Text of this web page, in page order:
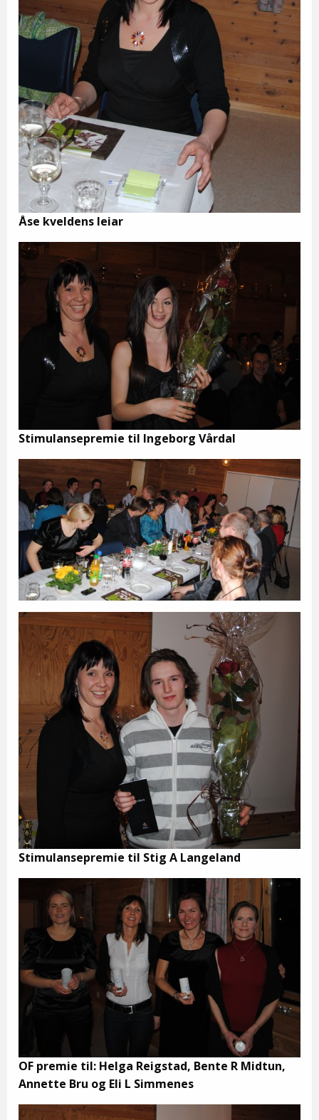
Åse kveldens leiar
Stimulansepremie til Ingeborg Vårdal
Stimulansepremie til Stig A Langeland
OF premie til: Helga Reigstad, Bente R Midtun,
Annette Bru og Eli L Simmenes